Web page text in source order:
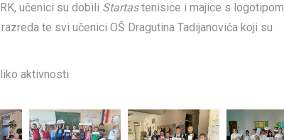
učenici su dobili Startastenisice i majice s logotipom
te svi učenici OŠ Dragutina Tadijanovića koji su
aktivnosti.